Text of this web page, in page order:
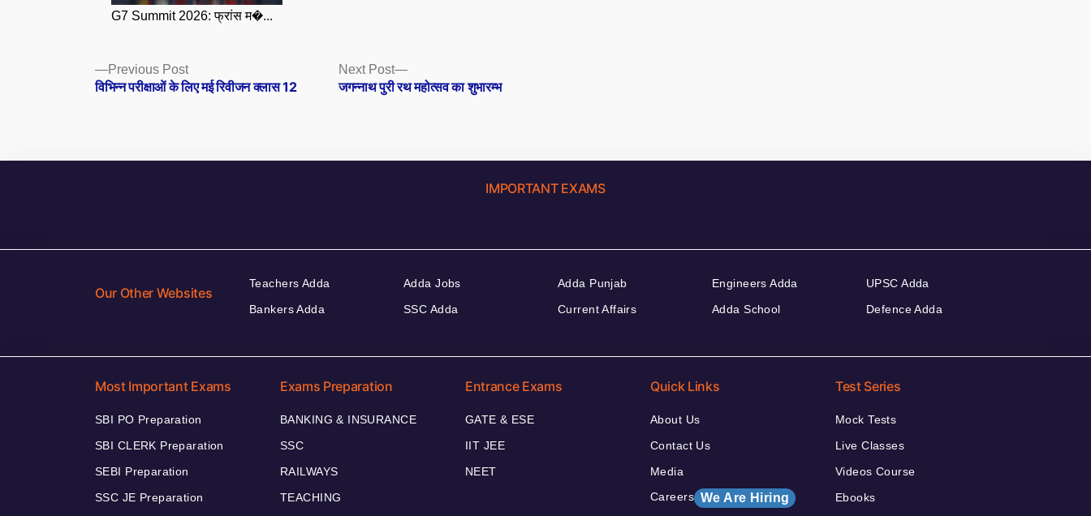
G7 Summit 2026: फ्रांस म�...
Posts
navigation
Previous PostPrevious
post:
विभिन्न परीक्षाओं के लिए मई रिवीजन क्लास 12
Next Post
Next
post:
जगन्नाथ पुरी रथ महोत्सव का शुभारम्भ
IMPORTANT EXAMS
Our Other Websites
Teachers Adda
Bankers Adda
Adda Jobs
SSC Adda
Adda Punjab
Current Affairs
Engineers Adda
Adda School
UPSC Adda
Defence Adda
Most Important Exams
SBI PO Preparation
SBI CLERK Preparation
SEBI Preparation
SSC JE Preparation
Exams Preparation
BANKING & INSURANCE
SSC
RAILWAYS
TEACHING
Entrance Exams
GATE & ESE
IIT JEE
NEET
Quick Links
About Us
Contact Us
Media
Careers We Are Hiring
Test Series
Mock Tests
Live Classes
Videos Course
Ebooks